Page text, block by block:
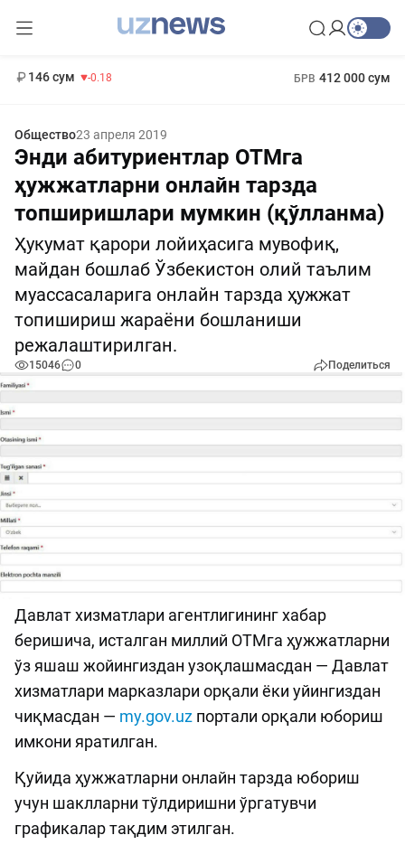
146 сум -0.18 БРВ 412 000 сум
Общество23 апреля 2019
Энди абитуриентлар ОТМга
ҳужжатларни онлайн тарзда
топширишлари мумкин (қўлланма)
Ҳукумат қарори лойиҳасига мувофиқ,
майдан бошлаб Ўзбекистон олий таълим
муассасаларига онлайн тарзда ҳужжат
топишириш жараёни бошланиши
режалаштирилган.
15046 0 Поделиться
Давлат хизматлари агентлигининг хабар
беришича, исталган миллий ОТМга ҳужжатларни
ўз яшаш жойингиздан узоқлашмасдан — Давлат
хизматлари марказлари орқали ёки уйингиздан
чиқмасдан — my.gov.uz портали орқали юбориш
имкони яратилган.
Қуйида ҳужжатларни онлайн тарзда юбориш
учун шаклларни тўлдиришни ўргатувчи
графикалар тақдим этилган.